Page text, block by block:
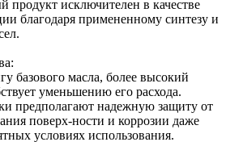
продукт исключителен в качестве
благодаря примененному синтезу и
базового масла, более высокий
уменьшению его расхода.
предполагают надежную защиту от
поверх-ности и коррозии даже
условиях использования.